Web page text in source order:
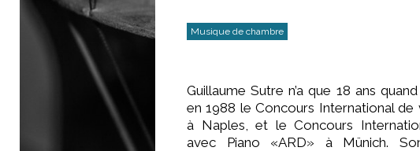
Musique de chambre
Guillaume Sutre n’a que 18 ans
en 1988 le Concours International de
à Naples, et le Concours
avec Piano «ARD» à Münich.